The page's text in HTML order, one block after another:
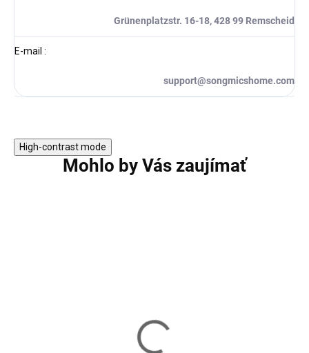
Grünenplatzstr. 16-18, 428 99 Remscheid
E-mail :
support@songmicshome.com
High-contrast mode
Mohlo by Vás zaujímať